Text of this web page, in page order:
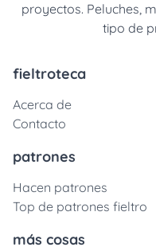
proyectos. Peluches,
tipo de
fieltroteca
Acerca de
Contacto
patrones
Hacen patrones
Top de patrones fieltro
más cosas